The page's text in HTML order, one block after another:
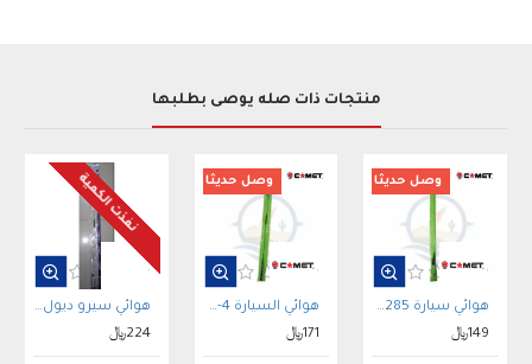
منتجات ذات صله يوصى بطلبها
وصل حديثا
هوائي سيارة COMET CA-285 ثنائي النطاق 50/144MHz عالي الأداء
149﷼
وصل حديثا
هوائي السيارة COMET SBB-4 ثنائي النطاق VHF/UHF 144/430MHz عالي الأداء
171﷼
نفذت الكمية
هوائي سيرو ديول باند طويل SIRIO ANTENNA HP-2070H DUALBAND
224﷼